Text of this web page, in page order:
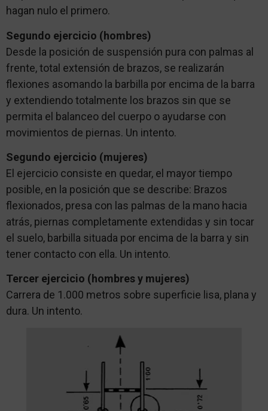
hagan nulo el primero.
Segundo ejercicio (hombres)
Desde la posición de suspensión pura con palmas al
frente, total extensión de brazos, se realizarán
flexiones asomando la barbilla por encima de la barra
y extendiendo totalmente los brazos sin que se
permita el balanceo del cuerpo o ayudarse con
movimientos de piernas. Un intento.
Segundo ejercicio (mujeres)
El ejercicio consiste en quedar, el mayor tiempo
posible, en la posición que se describe: Brazos
flexionados, presa con las palmas de la mano hacia
atrás, piernas completamente extendidas y sin tocar
el suelo, barbilla situada por encima de la barra y sin
tener contacto con ella. Un intento.
Tercer ejercicio (hombres y mujeres)
Carrera de 1.000 metros sobre superficie lisa, plana y
dura. Un intento.